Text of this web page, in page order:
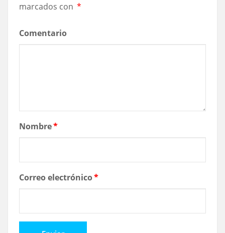
marcados con *
Comentario
Nombre*
Correo electrónico*